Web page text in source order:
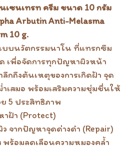
เซนเทรท ครีม ขนาด 10 กรัม
Arbutin Anti-Melasma
10 g.
บนวัตกรรมนาโน ที่แทรกซึม
เพื่อจัดการทุกปัญหาผิวหน้า
กถึงต้นเหตุของการเกิดฝ้า จุด
ำเสมอ พร้อมเสริมความชุ่มชื่นให้
5 ประสิทธิภาพ
ฝ้า (Protect)
จากปัญหาจุดด่างดำ (Repair)
พร้อมลดเลือนความหมองคล้ำ